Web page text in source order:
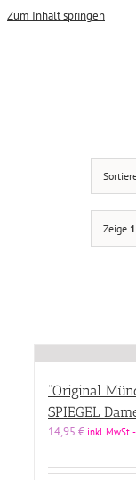
Zum Inhalt springen
Produkt Designer
Zeige
“Original
SPIEGEL
14,95 € inkl. MwSt.